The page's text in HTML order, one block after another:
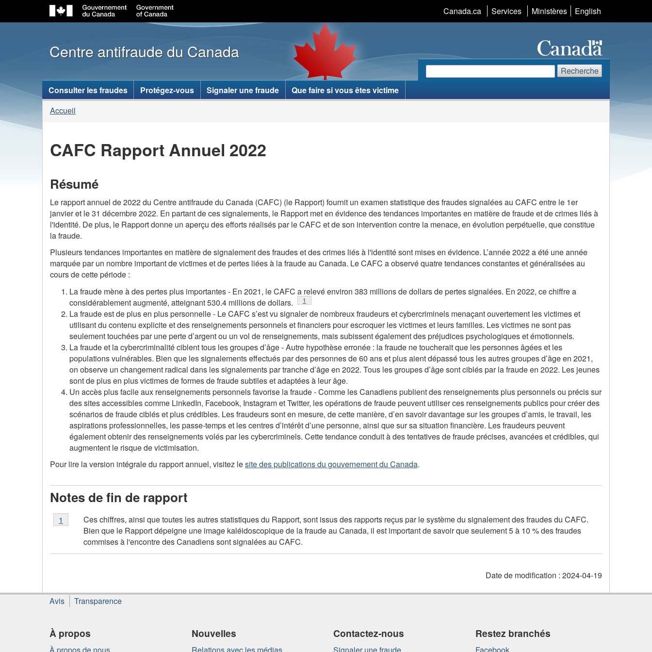
au
contenu
principal
à
la
version
simplifiée
Canada.ca Services Ministères Sélection
de
la
langue
English
Centre antifraude du Canada
Recherche
le
Web
Recherche
Menu
des
sujets
Consulter les fraudes Protégez-vous Signaler une fraude Que faire si vous êtes victime
Vous
êtes
Accueil
CAFC Rapport Annuel 2022
Résumé
Le rapport annuel de 2022 du Centre antifraude du Canada (CAFC) (le Rapport) fournit un examen statistique des fraudes signalées au CAFC entre le 1er
janvier et le 31 décembre 2022. En partant de ces signalements, le Rapport met en évidence des tendances importantes en matière de fraude et de crimes liés à
l'identité. De plus, le Rapport donne un aperçu des efforts réalisés par leCAFC et de son intervention contre la menace, en évolution perpétuelle, que constitue
la fraude.
Plusieurs tendances importantes en matière de signalement des fraudes et des crimes liés à l'identité sont mises en évidence. L’année 2022 a été une année
marquée par un nombre important de victimes et de pertes liées à la fraude au Canada. LeCAFC a observé quatre tendances constantes et généralisées au
cours de cette période :
La fraude mène à des pertes plus importantes - En 2021, leCAFC a relevé environ 383 millions de dollars de pertes signalées. En 2022, ce chiffre a
considérablement augmenté, atteignant 530.4 millions de dollars.
Notes de fin de rapport
1
La fraude est de plus en plus personnelle - LeCAFC s’est vu signaler de nombreux fraudeurs et cybercriminels menaçant ouvertement les victimes et
utilisant du contenu explicite et des renseignements personnels et financiers pour escroquer les victimes et leurs familles. Les victimes ne sont pas
seulement touchées par une perte d’argent ou un vol de renseignements, mais subissent également des préjudices psychologiques et émotionnels.
La fraude et la cybercriminalité ciblent tous les groupes d’âge - Autre hypothèse erronée : la fraude ne toucherait que les personnes âgées et les
populations vulnérables. Bien que les signalements effectués par des personnes de 60 ans et plus aient dépassé tous les autres groupes d’âge en 2021,
on observe un changement radical dans les signalements par tranche d’âge en 2022. Tous les groupes d’âge sont ciblés par la fraude en 2022. Les jeunes
sont de plus en plus victimes de formes de fraude subtiles et adaptées à leur âge.
Un accès plus facile aux renseignements personnels favorise la fraude - Comme les Canadiens publient des renseignements plus personnels ou précis sur
des sites accessibles comme LinkedIn, Facebook, Instagram et Twitter, les opérations de fraude peuvent utiliser ces renseignements publics pour créer des
scénarios de fraude ciblés et plus crédibles. Les fraudeurs sont en mesure, de cette manière, d’en savoir davantage sur les groupes d’amis, le travail, les
aspirations professionnelles, les passe-temps et les centres d’intérêt d’une personne, ainsi que sur sa situation financière. Les fraudeurs peuvent
également obtenir des renseignements volés par les cybercriminels. Cette tendance conduit à des tentatives de fraude précises, avancées et crédibles, qui
augmentent le risque de victimisation.
Pour lire la version intégrale du rapport annuel, visitez lesite des publications du gouvernement du Canada.
Notes de fin de rapport
Notes
de
Ces chiffres, ainsi que toutes les autres statistiques du Rapport, sont issus des rapports reçus par le système du signalement des fraudes du CAFC.
Bien que le Rapport dépeigne une image kaléidoscopique de la fraude au Canada, il est important de savoir que seulement 5 à 10 % des fraudes
commises à l'encontre des Canadiens sont signalées au CAFC.
Retour à la note de fin de document
1 référent
Date de modification : 2024-04-19
À
propos
ce
site
Avis Transparence
À propos
À propos de nous
Nouvelles
Relations avec les médias
Contactez-nous
Signaler une fraude
Restez branchés
Facebook